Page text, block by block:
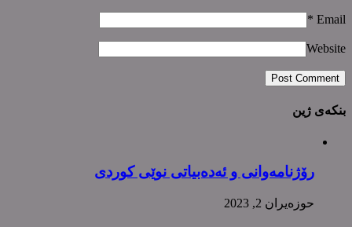
Email
*
Website
بنکەی ژین
رۆژنامەوانی و ئەدەبیاتی نوێی کوردی
حوزه‌یران 2, 2023